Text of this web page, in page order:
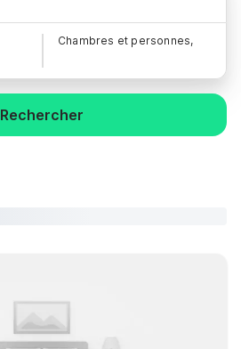
Chambres et personnes,
Rechercher